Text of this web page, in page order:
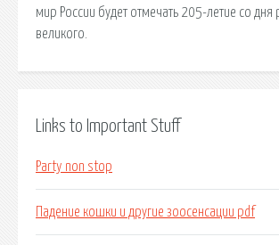
мир России будет отмечать 205-летие со дня
великого.
Links to Important Stuff
Party non stop
Падение кошки и другие зоосенсации pdf